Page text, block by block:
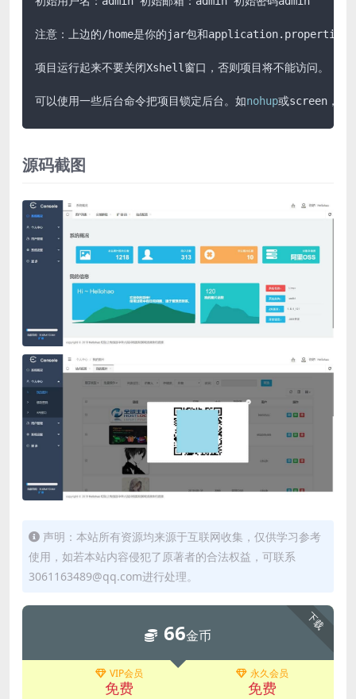
注意：上边的/home是你的jar包和application.properties
项目运行起来不要关闭Xshell窗口，否则项目将不能访问。
可以使用一些后台命令把项目锁定后台。如nohup或screen，推
源码截图
声明：本站所有资源均来源于互联网收集，仅供学习参考
使用，如若本站内容侵犯了原著者的合法权益，可联系
3061163489@qq.com进行处理。
下载
66金币
VIP会员
免费
永久会员
免费